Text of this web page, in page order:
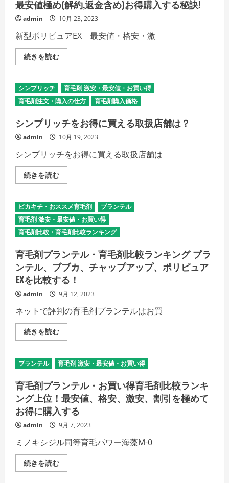
克
服
対
こ
が
で
き
ゃ
ス
キ
ン
ッ
ド
の
細
を
ご
覧
だ
い
イ
ン
セ
ト
の
定
期
は
ア
バ
ー
ム
手
に
る
詳
細
を
ご
覧
さ
い
最安値極め(解約,返金含め)お得購入する秘訣!
admin 10月 23, 2023
新型ポリピュアEX 最安値・格安・激
続きを読む新
型
ピ
ュ
ア
EX
【激
安・
最
安
値・
格
入
術!!・
天,
ヤ
フ
オ
ク,
式
通
販,
激
安・
最
安
値
極
め
金
め)
お
得
入
す
る
秘
訣!
の
詳
を
ご
覧
く
だ
シンプリッチ
育毛剤 激安・最安値・お買い得
育毛剤注文・購入の仕方
育毛剤購入価格
シンプリッチをお得に買える取扱店舗は？
admin 10月 19, 2023
シンプリッチをお得に買える取扱店舗は
続きを読むシ
ン
ッ
チ
を
お
得
に
え
る
取
扱
店
舗
は？
詳
細
を
ご
覧
さ
い
ピカキチ・おススメ育毛剤
プランテル
育毛剤 激安・最安値・お買い得
育毛剤比較・育毛剤比較ランキング
育毛剤プランテル・育毛剤比較ランキング プラ
ンテル、ブブカ、チャップアップ、ポリピュア
EXを比較する！
admin 9月 12, 2023
ネットで評判の育毛剤プランテルはお買
続きを読む育
毛
ラ
ン
ル・
育
毛
剤
比
較
ラ
ン
キ
ン
グ
プ
ン
プランテル 育毛剤 激安・最安値・お買い得
育毛剤プランテル・お買い得育毛剤比較ランキ
ング上位！最安値、格安、激安、割引を極めて
お得に購入する
admin 9月 7, 2023
ミノキシジル同等育毛パワー海藻M-0
続きを読む育
毛